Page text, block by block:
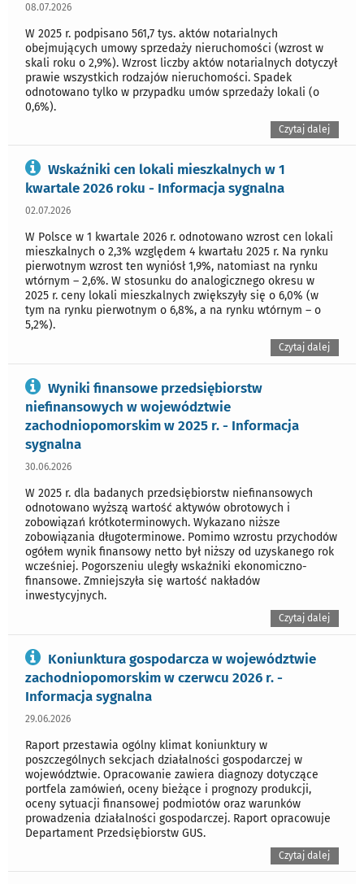
08.07.2026
W 2025 r. podpisano 561,7 tys. aktów notarialnych
obejmujących umowy sprzedaży nieruchomości (wzrost w
skali roku o 2,9%). Wzrost liczby aktów notarialnych dotyczył
prawie wszystkich rodzajów nieruchomości. Spadek
odnotowano tylko w przypadku umów sprzedaży lokali (o
0,6%).
Czytaj dalej
Wskaźniki cen lokali mieszkalnych w 1
kwartale 2026 roku - Informacja sygnalna
02.07.2026
W Polsce w 1 kwartale 2026 r. odnotowano wzrost cen lokali
mieszkalnych o 2,3% względem 4 kwartału 2025 r. Na rynku
pierwotnym wzrost ten wyniósł 1,9%, natomiast na rynku
wtórnym – 2,6%. W stosunku do analogicznego okresu w
2025 r. ceny lokali mieszkalnych zwiększyły się o 6,0% (w
tym na rynku pierwotnym o 6,8%, a na rynku wtórnym – o
5,2%).
Czytaj dalej
Wyniki finansowe przedsiębiorstw
niefinansowych w województwie
zachodniopomorskim w 2025 r. - Informacja
sygnalna
30.06.2026
W 2025 r. dla badanych przedsiębiorstw niefinansowych
odnotowano wyższą wartość aktywów obrotowych i
zobowiązań krótkoterminowych. Wykazano niższe
zobowiązania długoterminowe. Pomimo wzrostu przychodów
ogółem wynik finansowy netto był niższy od uzyskanego rok
wcześniej. Pogorszeniu uległy wskaźniki ekonomiczno-
finansowe. Zmniejszyła się wartość nakładów
inwestycyjnych.
Czytaj dalej
Koniunktura gospodarcza w województwie
zachodniopomorskim w czerwcu 2026 r. -
Informacja sygnalna
29.06.2026
Raport przestawia ogólny klimat koniunktury w
poszczególnych sekcjach działalności gospodarczej w
województwie. Opracowanie zawiera diagnozy dotyczące
portfela zamówień, oceny bieżące i prognozy produkcji,
oceny sytuacji finansowej podmiotów oraz warunków
prowadzenia działalności gospodarczej. Raport opracowuje
Departament Przedsiębiorstw GUS.
Czytaj dalej